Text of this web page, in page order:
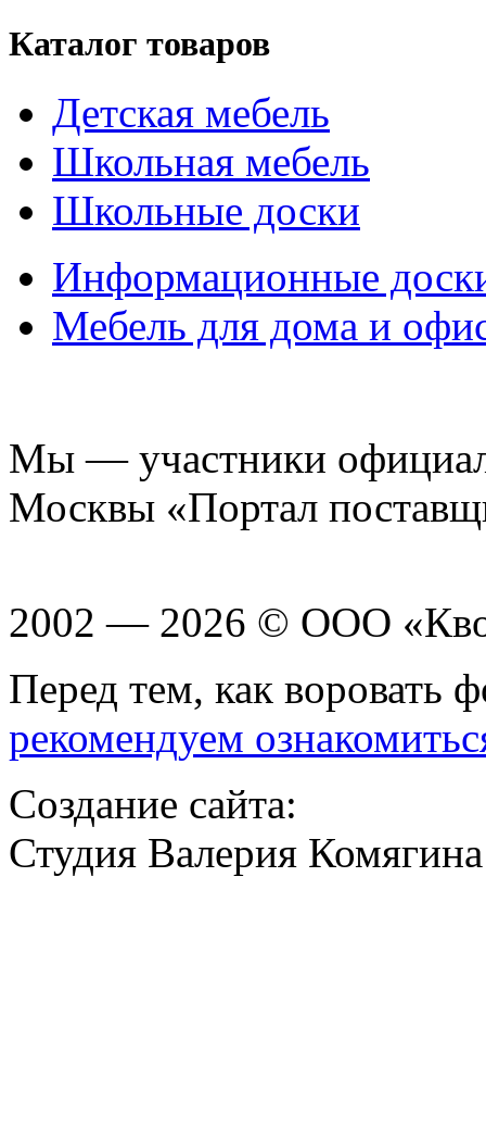
Каталог товаров
Детская мебель
Школьная мебель
Школьные доски
Информационные
Мебель для дома и
Мы — участники
Москвы «Портал
2002 — 2026 © ООО
Перед тем, как воровать
рекомендуем
Создание сайта:
Студия Валерия Комягина